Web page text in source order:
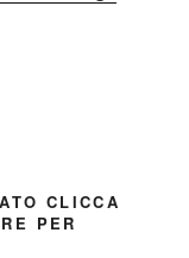
CLICCA
PER